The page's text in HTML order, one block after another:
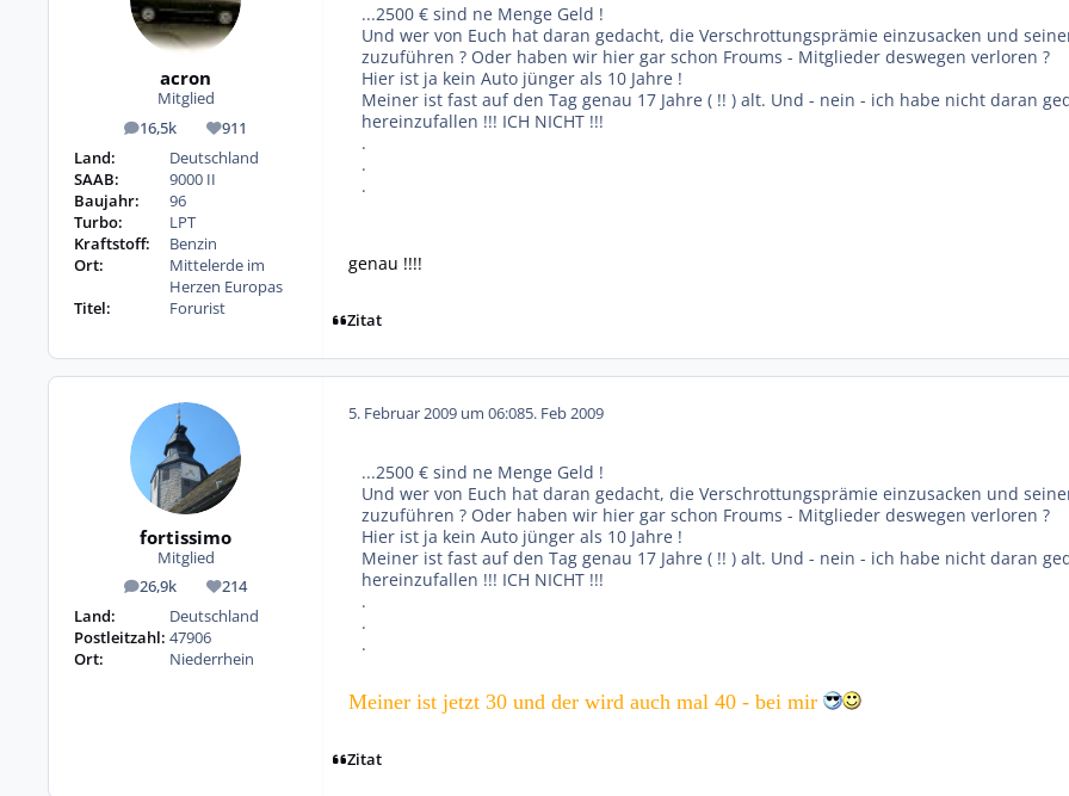
acron
Mitglied
16,5k
Beiträge 911
Reputation
Land:
Deutschland
SAAB:
9000 II
Baujahr:
96
Turbo:
LPT
Kraftstoff:
Benzin
Ort:
Mittelerde im
Herzen Europas
Titel:
Forurist
...2500 € sind ne Menge Geld !
Und wer von Euch hat daran gedacht, die Verschrottungsprämie einzusacken und
zuzuführen ? Oder haben wir hier gar schon Froums - Mitglieder deswegen verloren ?
Hier ist ja kein Auto jünger als 10 Jahre !
Meiner ist fast auf den Tag genau 17 Jahre ( !! ) alt. Und - nein - ich habe nicht daran
hereinzufallen !!! ICH NICHT !!!
.
.
.
genau !!!!
Zitat
fortissimo
Mitglied
26,9k
Beiträge 214
Reputation
Land:
Deutschland
Postleitzahl: 47906
Ort:
Niederrhein
5. Februar 2009 um 06:085. Feb 2009
...2500 € sind ne Menge Geld !
Und wer von Euch hat daran gedacht, die Verschrottungsprämie einzusacken und
zuzuführen ? Oder haben wir hier gar schon Froums - Mitglieder deswegen verloren ?
Hier ist ja kein Auto jünger als 10 Jahre !
Meiner ist fast auf den Tag genau 17 Jahre ( !! ) alt. Und - nein - ich habe nicht daran
hereinzufallen !!! ICH NICHT !!!
.
.
.
Meiner ist jetzt 30 und der wird auch mal 40 - bei mir
Zitat